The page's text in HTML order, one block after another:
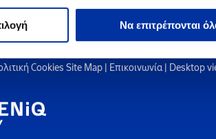
Να επιτρέπονται
Cookies Site Map Επικοινωνία| Desktop